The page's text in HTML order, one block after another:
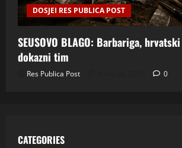
DOSJEI RES PUBLICA POST
SEUSOVO BLAGO: Barbariga,
dokazni tim
Res Publica Post 0
CATEGORIES